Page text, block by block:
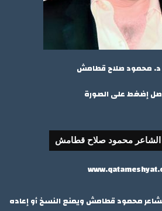
د. محمود صلاح قطامش
إضغط على الصورة
الشاعر محمود صلاح قطامش
محمود قطامش ويمنع النسخ أو إعاده